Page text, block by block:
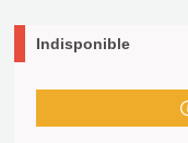
Indisponible